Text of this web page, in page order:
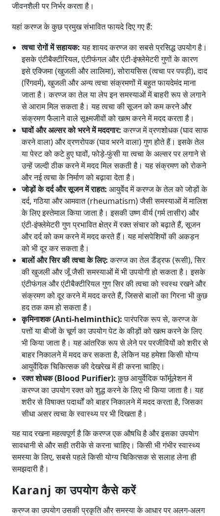
जीवनशैली पर निर्भर करता है।
यहां करण्ज के कुछ प्रमुख संभावित फायदे दिए गए हैं:
त्वचा रोगों में सहायक:यह शायद करण्ज का सबसे प्रसिद्ध उपयोग है।
इसके एंटीबैक्टीरियल, एंटीफंगल और एंटी-इंफ्लेमेटरी गुणों के कारण
इसे एक्जिमा (खुजली और लालिमा), सोरायसिस (त्वचा पर पपड़ी), दाद
(रिंगवर्म), खुजली और अन्य त्वचा संक्रमणों में बहुत फायदेमंद माना
जाता है। करण्ज का तेल या लेप इन समस्याओं में बाहरी रूप से लगाने
से आराम मिल सकता है। यह त्वचा की सूजन को कम करने और
संक्रमण फैलाने वाले सूक्ष्मजीवों को खत्म करने में मदद करता है।
घावों और अल्सर को भरने में मददगार:करण्ज में व्रणशोधक (घाव साफ
करने वाला) और व्रणरोपक (घाव भरने वाला) गुण होते हैं। इसके तेल
या पेस्ट को कटे हुए घावों, फोड़े-फुंसी या त्वचा के अल्सर पर लगाने से
उन्हें जल्दी ठीक करने में मदद मिल सकती है। यह संक्रमण को रोकने
और नई त्वचा के निर्माण को बढ़ावा देता है।
जोड़ों के दर्द और सूजन में राहत: आयुर्वेद में करण्ज के तेल को जोड़ों के
दर्द, गठिया और आमवात (rheumatism) जैसी समस्याओं में मालिश
के लिए इस्तेमाल किया जाता है। इसकी उष्ण वीर्य (गर्म तासीर) और
एंटी-इंफ्लेमेटरी गुण प्रभावित क्षेत्र में रक्त संचार को बढ़ाते हैं, सूजन
और दर्द को कम करने में मदद करते हैं। यह मांसपेशियों की अकड़न
को भी दूर कर सकता है।
बालों और सिर की त्वचा के लिए:करण्ज का तेल डैंड्रफ (रूसी), सिर
की खुजली और जूँ जैसी समस्याओं में भी उपयोगी हो सकता है। इसके
एंटीफंगल और एंटीबैक्टीरियल गुण सिर की त्वचा को स्वस्थ रखने और
संक्रमण को दूर करने में मदद करते हैं, जिससे बालों का गिरना भी कुछ
हद तक कम हो सकता है।
कृमिनाशक (Anti-helminthic):पारंपरिक रूप से, करण्ज के
पत्तों या बीजों के चूर्ण का उपयोग पेट के कीड़ों को खत्म करने के लिए
भी किया जाता है। यह आंतरिक रूप से लेने पर परजीवियों को शरीर से
बाहर निकालने में मदद कर सकता है, लेकिन यह हमेशा किसी योग्य
आयुर्वेदिक चिकित्सक की देखरेख में ही करना चाहिए।
रक्त शोधक (Blood Purifier):कुछ आयुर्वेदिक फॉर्मूलेशन में
करण्ज का उपयोग रक्त को शुद्ध करने के लिए भी किया जाता है। यह
शरीर से विषाक्त पदार्थों को बाहर निकालने में मदद करता है, जिसका
सीधा असर त्वचा के स्वास्थ्य पर भी दिखता है।
यह याद रखना महत्वपूर्ण है कि करण्ज एक औषधि है और इसका उपयोग
सावधानी से और सही तरीके से करना चाहिए। किसी भी गंभीर स्वास्थ्य
समस्या के लिए, सबसे पहले किसी योग्य चिकित्सक से सलाह लेना ही
समझदारी है।
Karanj का उपयोग कैसे करें
करण्ज का उपयोग उसकी प्रकृति और समस्या के आधार पर अलग-अलग